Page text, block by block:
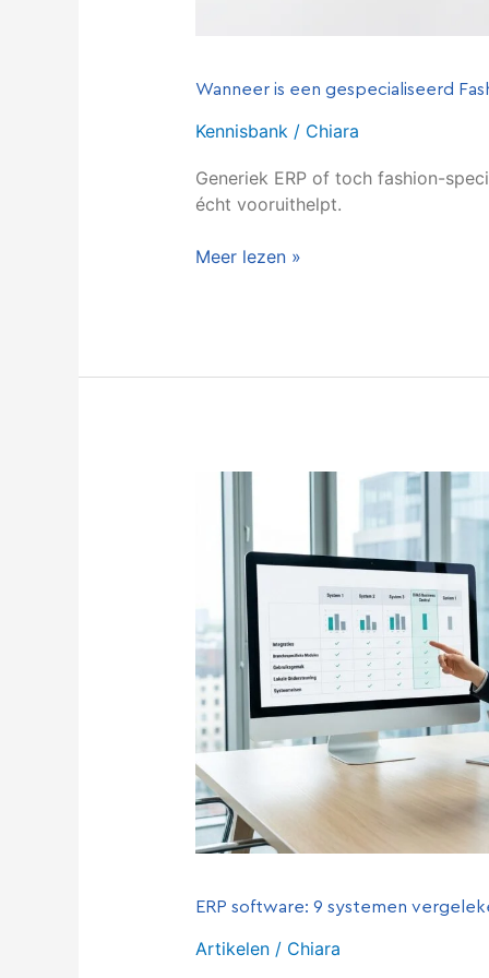
Wanneer is een gespecialiseerd
Kennisbank / Chiara
Generiek ERP of toch fashion-
écht vooruithelpt.
Meer lezen »
ERP software: 9 systemen
Artikelen/ Chiara
systemen
vergeleken
(mkb)